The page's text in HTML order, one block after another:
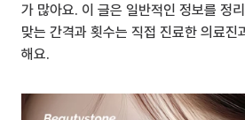
가 많아요. 이 글은 일반적인 정보를 정
맞는 간격과 횟수는 직접 진료한 의료진
해요.